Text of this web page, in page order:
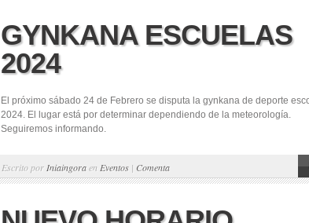
GYNKANA ESCUELAS
2024
El próximo sábado 24 de Febrero se disputa la gynkana de deporte
2024. El lugar está por determinar dependiendo de la meteorología.
Seguiremos informando.
Escrito por Iniaingoraen Eventos | Comenta